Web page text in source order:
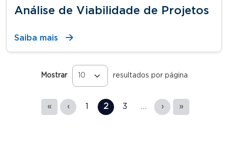
Análise de Viabilidade de Projetos
Saiba mais
Mostrar resultados por página
Páginas
« ‹ 1 2 3 … › »